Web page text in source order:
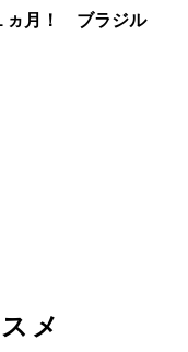
ヵ月！ ブラジル
メ